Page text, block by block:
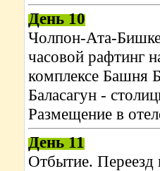
День 10
Чолпон-Ата-
часовой рафтинг
комплексе Башня
Баласагун -
Размещение в
День 11
Отбытие.